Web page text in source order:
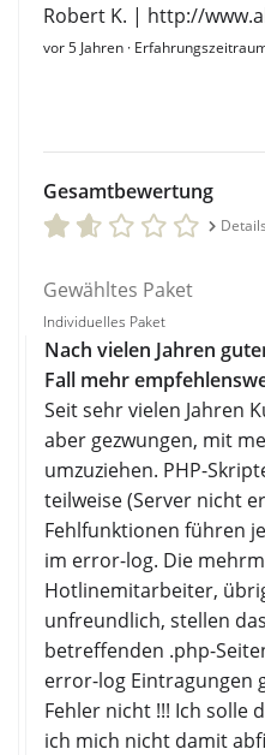
Robert K. | http://
vor 5 Jahren ·
Gesamtbewertung
Details
Gewähltes Paket
Individuelles Paket
Nach vielen Jahren
Fall mehr
Seit sehr vielen Jahren
aber gezwungen, mit
umzuziehen. PHP-
teilweise (Server nicht
Fehlfunktionen führen
im error-log. Die
Hotlinemitarbeiter,
unfreundlich, stellen
betreffenden .php-
error-log Eintragungen
Fehler nicht !!! Ich solle
ich mich nicht damit